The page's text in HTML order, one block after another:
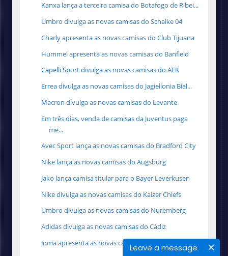
Leave a message
Kanxa lança a terceira camisa do Botafogo de Ribei...
Umbro divulga as novas camisas do Schalke 04
Charly apresenta as novas camisas do Club Tijuana
Hummel apresenta as novas camisas do Banfield
Capelli Sport divulga as novas camisas do AEK
Errea divulga as novas camisas do Jagiellonia Bial...
Macron divulga as novas camisas do Levante
Em três dias, venda de camisas da Juventus paga
me...
Avec Sport lança as novas camisas do Bradford City
Nike lança as novas camisas do Augsburg
Jako lança camisa titular para o Bayer Leverkusen
Nike divulga as novas camisas do Kaizer Chiefs
Umbro divulga as novas camisas do Nuremberg
Adidas divulga as novas camisas do Cádiz
Joma apresenta as novas camisas do Toulouse